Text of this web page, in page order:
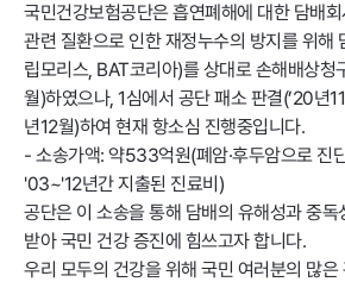
국민건강보험공단은 흡연폐해에 대한 담배
관련 질환으로 인한 재정누수의 방지를 위해
립모리스, BAT코리아)를 상대로 손해배상청
월)하였으나, 1심에서 공단 패소 판결(’20년
년12월)하여 현재 항소심 진행중입니다.
- 소송가액: 약533억원(폐암·후두암으로 진
'03~'12년간 지출된 진료비)
공단은 이 소송을 통해 담배의 유해성과 중독
받아 국민 건강 증진에 힘쓰고자 합니다.
우리 모두의 건강을 위해 국민 여러분의 많은